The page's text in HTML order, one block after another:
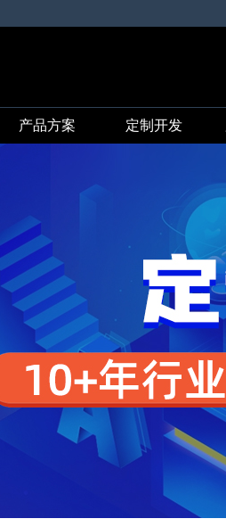
产品方案 定制开发